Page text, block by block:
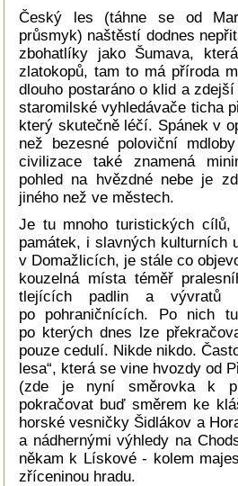
Český les (táhne se od
průsmyk) naštěstí dodnes
zbohatlíky jako Šumava,
zlatokopů, tam to má příroda
dlouho postaráno o klid a
staromilské vyhledávače ticha
který skutečně léčí. Spánek v
než bezesné poloviční
civilizace také znamená
pohled na hvězdné nebe je
jiného než ve městech.
Je tu mnoho turistických cílů,
památek, i slavných kulturních
v Domažlicích, je stále co
kouzelná místa téměř
tlejících padlin a vývratů
po pohraničnících. Po nich
po kterých dnes lze
pouze cedulí. Nikde nikdo.
lesa“, která se vine hvozdy od
(zde je nyní směrovka k
pokračovat buď směrem ke
horské vesničky Šidlákov a
a nádhernými výhledy na
někam k Lískové - kolem
zříceninou hradu.